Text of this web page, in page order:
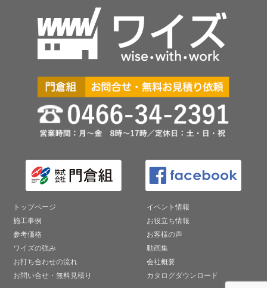
トップページ
施工事例
参考価格
ワイズの強み
お打ち合わせの流れ
お問い合せ・無料見積り
イベント情報
お役立ち情報
お客様の声
動画集
会社概要
カタログダウンロード